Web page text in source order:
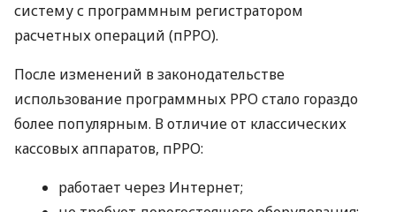
систему с программным регистратором
расчетных операций (пРРО).
После изменений в законодательстве
использование программных РРО стало гораздо
более популярным. В отличие от классических
кассовых аппаратов, пРРО:
работает через Интернет;